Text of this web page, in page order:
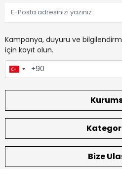
Kampanya, duyuru ve
için kayıt olun.
Bize